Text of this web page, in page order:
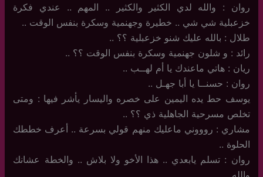
روان : والله لدي الكثير والكثير .. المهم .. عندي فكرة
خزعبلية شي شي .. خطيرة وجهنمية وسكرة بنفس الوقت ..
طلال : بالله عليك شنو خزعبلية ؟؟ ..
رائد : و شلون جهنمية وسكرة بنفس الوقت ؟؟ ..
ريان : هاتي ماعندك يا أم لهــب ..
روان : حسنــا يا أبا جهـل ..
يوسف حط يده اليمين على خصره واليسار يأشر فيها : ومتى
تخلص مسرحية الجاهلية ذي ؟؟ ..
مشاري : روووني ماعليك منهم قولي بسرعة .. أعرف خططك
الحلوة ..
روان : تسلم يابعدي .. هذا الأخو ولا بلاش .. والخطة عشانك
والله ..